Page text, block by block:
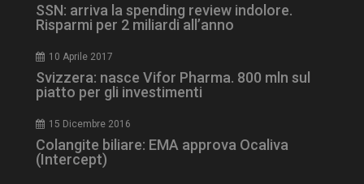
SSN: arriva la spending review indolore.
Risparmi per 2 miliardi all’anno
10 Aprile 2017
Svizzera: nasce Vifor Pharma. 800 mln sul
piatto per gli investimenti
15 Dicembre 2016
Colangite biliare: EMA approva Ocaliva
(Intercept)
ARRAffinitySameSite